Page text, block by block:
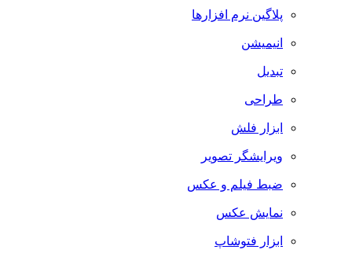
پلاگین نرم افزارها
انیمیشن
تبدیل
طراحی
ابزار فلش
ویرایشگر تصویر
ضبط فيلم و عكس
نمایش عکس
ابزار فتوشاپ